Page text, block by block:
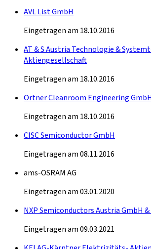
AVL List GmbH
Eingetragen am 18.10.2016
AT & S Austria Technologie &
Aktiengesellschaft
Eingetragen am 18.10.2016
Ortner Cleanroom Engineering GmbH
Eingetragen am 18.10.2016
CISC Semiconductor GmbH
Eingetragen am 08.11.2016
ams-OSRAM AG
Eingetragen am 03.01.2020
NXP Semiconductors Austria GmbH &
Eingetragen am 09.03.2021